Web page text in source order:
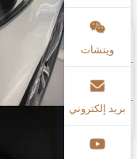
ويتشات
بريد إلكتروني